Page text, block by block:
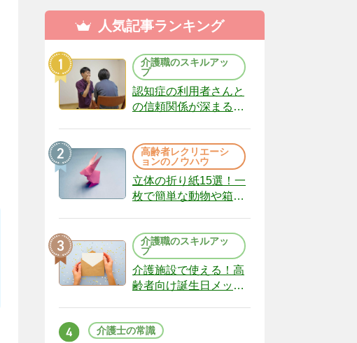
人気記事ランキング
介護職のスキルアッ
プ
認知症の利用者さんと
の信頼関係が深まる声
（22）
高齢者レクリエーシ
ョンのノウハウ
立体の折り紙15選！一
枚で簡単な動物や箱、
介護職のスキルアッ
プ
介護施設で使える！高
齢者向け誕生日メッセ
介護士の常識